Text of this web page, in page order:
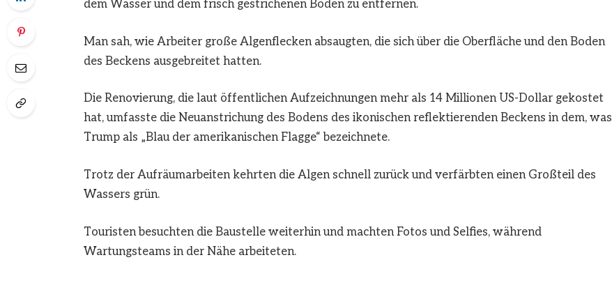
dem Wasser und dem frisch gestrichenen Boden zu entfernen.
Man sah, wie Arbeiter große Algenflecken absaugten, die sich über die Oberfläche und den Boden
des Beckens ausgebreitet hatten.
Die Renovierung, die laut öffentlichen Aufzeichnungen mehr als 14 Millionen US-Dollar gekostet
hat, umfasste die Neuanstrichung des Bodens des ikonischen reflektierenden Beckens in dem, was
Trump als „Blau der amerikanischen Flagge“ bezeichnete.
Trotz der Aufräumarbeiten kehrten die Algen schnell zurück und verfärbten einen Großteil des
Wassers grün.
Touristen besuchten die Baustelle weiterhin und machten Fotos und Selfies, während
Wartungsteams in der Nähe arbeiteten.